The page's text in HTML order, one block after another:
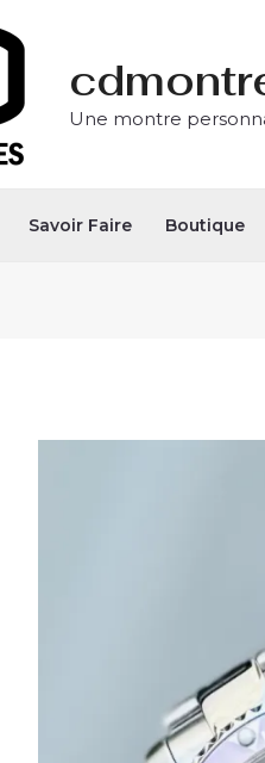
Une montre
Savoir Faire Boutique